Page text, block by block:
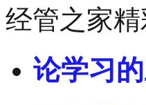
经管之家
论学习